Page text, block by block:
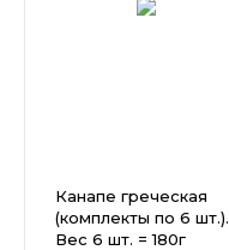
Канапе греческая
(комплекты по 6 шт.).
Вес 6 шт. = 180г